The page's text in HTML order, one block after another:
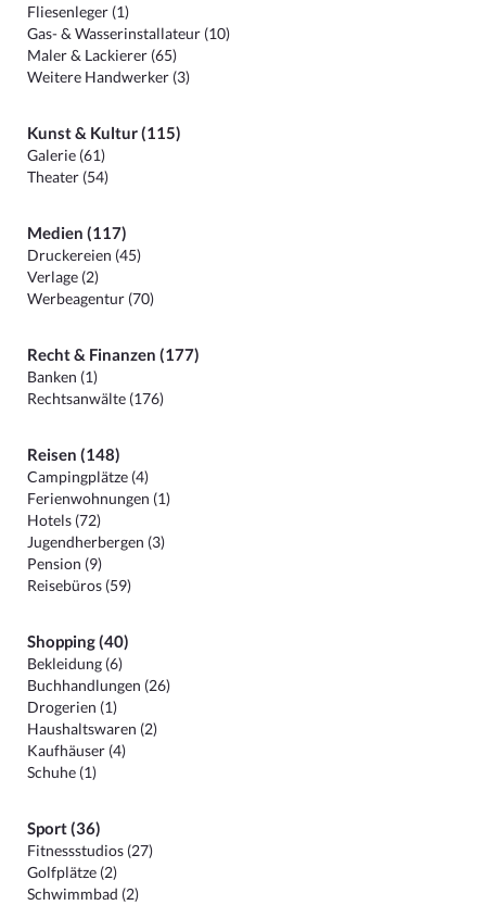
Fliesenleger (1)
Gas- & Wasserinstallateur (10)
Maler & Lackierer (65)
Weitere Handwerker (3)
Kunst & Kultur (115)
Galerie (61)
Theater (54)
Medien (117)
Druckereien (45)
Verlage (2)
Werbeagentur (70)
Recht & Finanzen (177)
Banken (1)
Rechtsanwälte (176)
Reisen (148)
Campingplätze (4)
Ferienwohnungen (1)
Hotels (72)
Jugendherbergen (3)
Pension (9)
Reisebüros (59)
Shopping (40)
Bekleidung (6)
Buchhandlungen (26)
Drogerien (1)
Haushaltswaren (2)
Kaufhäuser (4)
Schuhe (1)
Sport (36)
Fitnessstudios (27)
Golfplätze (2)
Schwimmbad (2)